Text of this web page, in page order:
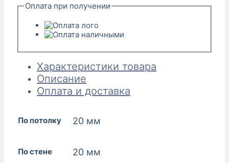
Оплата при получении
Характеристики товара
Описание
Оплата и доставка
По потолку 20 мм
По стене 20 мм